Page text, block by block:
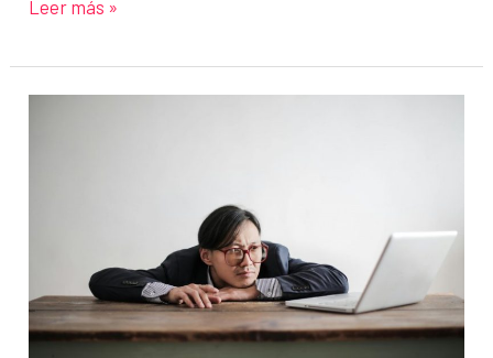
Cómo
networking
para
oportunidades
profesionales
Leer más »